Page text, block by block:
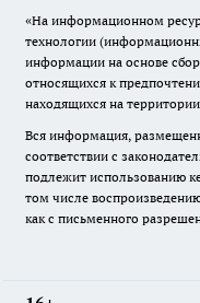
«На информационном
технологии
информации на основе
относящихся к
находящихся на
Вся информация,
соответствии с
подлежит использованию
том числе
как с письменного